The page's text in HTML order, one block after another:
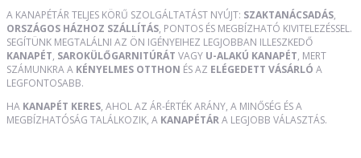
A KANAPÉTÁR TELJES KÖRŰ SZOLGÁLTATÁST NYÚJT: SZAKTANÁCSADÁS,
ORSZÁGOS HÁZHOZ SZÁLLÍTÁS, PONTOS ÉS MEGBÍZHATÓ KIVITELEZÉSSEL.
SEGÍTÜNK MEGTALÁLNI AZ ÖN IGÉNYEIHEZ LEGJOBBAN ILLESZKEDŐ
KANAPÉT, SAROKÜLŐGARNITÚRÁT VAGY U-ALAKÚ KANAPÉT, MERT
SZÁMUNKRA A KÉNYELMES OTTHON ÉS AZ ELÉGEDETT VÁSÁRLÓ A
LEGFONTOSABB.
HA KANAPÉT KERES, AHOL AZ ÁR-ÉRTÉK ARÁNY, A MINŐSÉG ÉS A
MEGBÍZHATÓSÁG TALÁLKOZIK, A KANAPÉTÁRA LEGJOBB VÁLASZTÁS.